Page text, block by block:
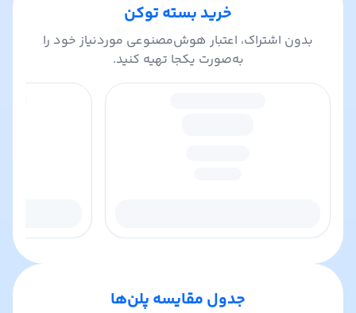
خرید بسته توکن
بدون اشتراک، اعتبار هوش‌مصنوعی موردنیاز خود را
به‌صورت یکجا تهیه کنید.
جدول مقایسه پلن‌ها